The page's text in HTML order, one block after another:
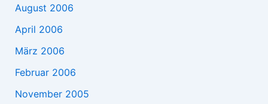
August 2006
April 2006
März 2006
Februar 2006
November 2005